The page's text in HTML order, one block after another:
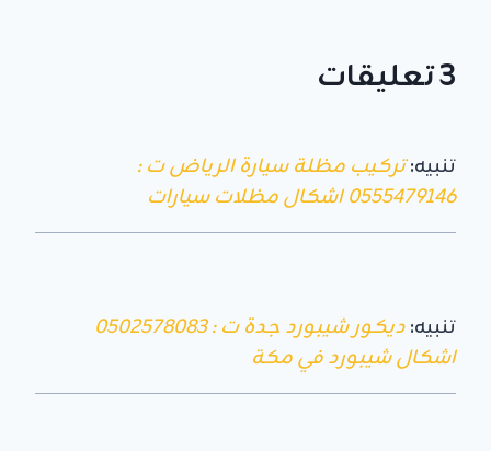
3 تعليقات
تنبيه:تركيب مظلة سيارة الرياض ت :
0555479146 اشكال مظلات سيارات
تنبيه:
ديكور شيبورد جدة ت : 0502578083
اشكال شيبورد في مكة